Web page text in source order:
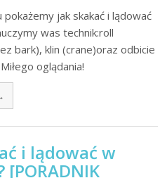
pokażemy jak skakać i lądować
was technik:roll
bark), klin (crane)oraz odbicie
oglądania!
i lądować w